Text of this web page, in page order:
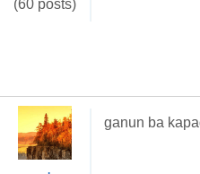
(60 posts)
ganun ba